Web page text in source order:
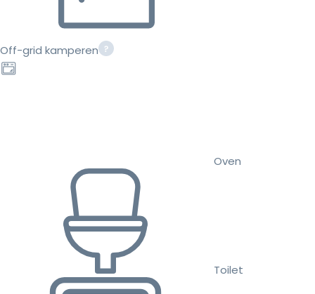
Off-grid kamperen
Oven
Toilet